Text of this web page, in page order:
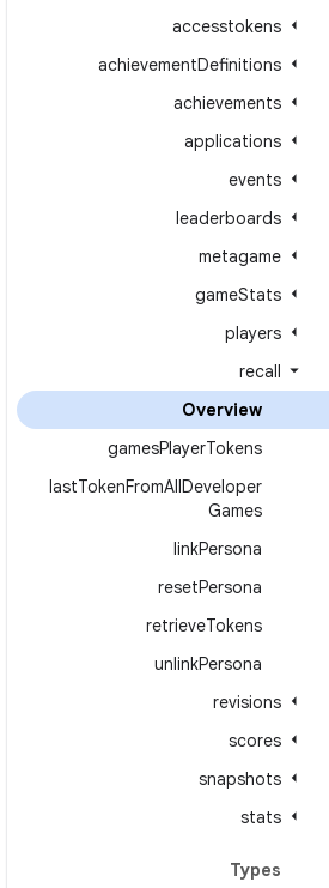
accesstokens
achievementDefinitions
achievements
applications
events
leaderboards
metagame
gameStats
players
recall
Overview
gamesPlayerTokens
lastTokenFromAllDeveloper
Games
linkPersona
resetPersona
retrieveTokens
unlinkPersona
revisions
scores
snapshots
stats
Types